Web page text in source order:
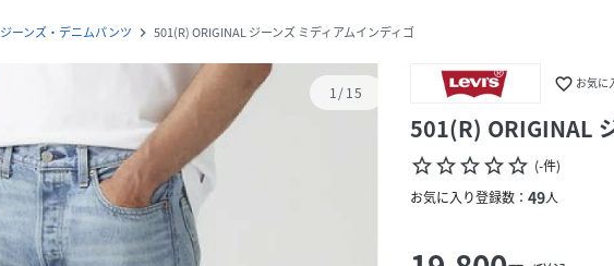
ジーンズ・デニムパンツ navigate_next 501(R) ORIGINAL ジーンズ ミディアムインディゴ
1/15 favorite_border お気に
501(R) ORIGINAL
star_borderstar_borderstar_borderstar_borderstar_border (-件)
お気に入り登録数： 49人